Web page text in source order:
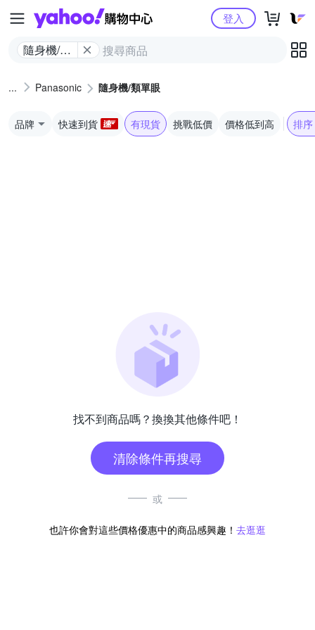
Yahoo購物中心
隨身機/類
登入
Panasonic 隨身機/類單眼
品牌 快速到貨 有現貨 挑戰低價 價格低到高 排序
找不到商品嗎？換換其他條件吧！
清除條件再搜尋
或
也許你會對這些價格優惠中的商品感興趣！ 去逛逛